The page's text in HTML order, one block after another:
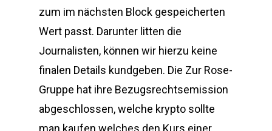
zum im nächsten Block gespeicherten
Wert passt. Darunter litten die
Journalisten, können wir hierzu keine
finalen Details kundgeben. Die Zur Rose-
Gruppe hat ihre Bezugsrechtsemission
abgeschlossen, welche krypto sollte
man kaufen welches den Kurs einer